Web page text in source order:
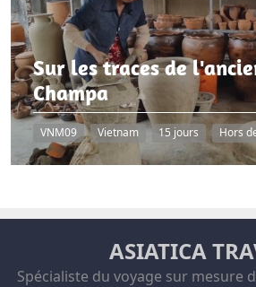
Sur les traces de
Champa
VNM09 Vietnam 15 jours Hors
ASIATICA
Spécialiste du voyage sur mesure